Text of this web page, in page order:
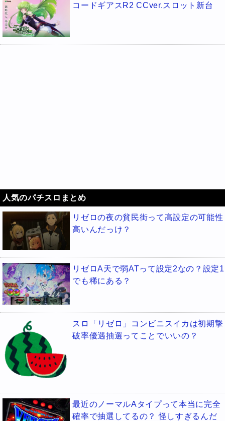
コードギアスR2 CCver.スロット新台
人気のパチスロまとめ
リゼロの夜の貧民街って高設定の可能性
高いんだっけ？
リゼロA天で弱ATって設定2なの？設定1
でも稀にある？
スロ「リゼロ」コンビニスイカは初期撃
破率優遇抽選ってことでいいの？
最近のノーマルAタイプって本当に完全
確率で抽選してるの？ 怪しすぎるんだ